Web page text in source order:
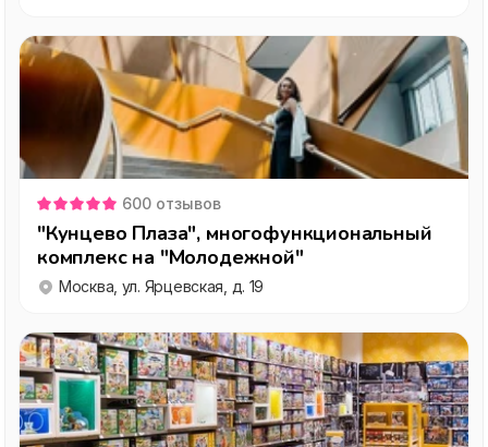
600 отзывов
"Кунцево Плаза", многофункциональный
комплекс на "Молодежной"
Москва, ул. Ярцевская, д. 19